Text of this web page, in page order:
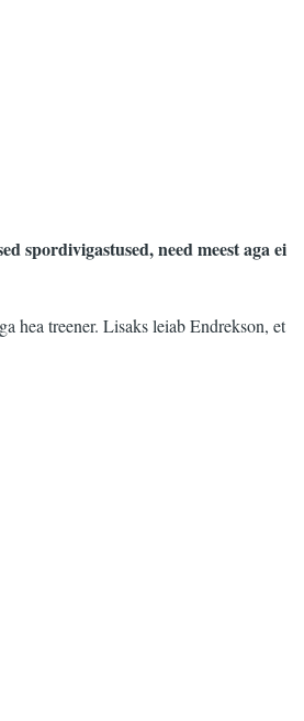
spordivigastused, need meest aga ei
hea treener. Lisaks leiab Endrekson, et